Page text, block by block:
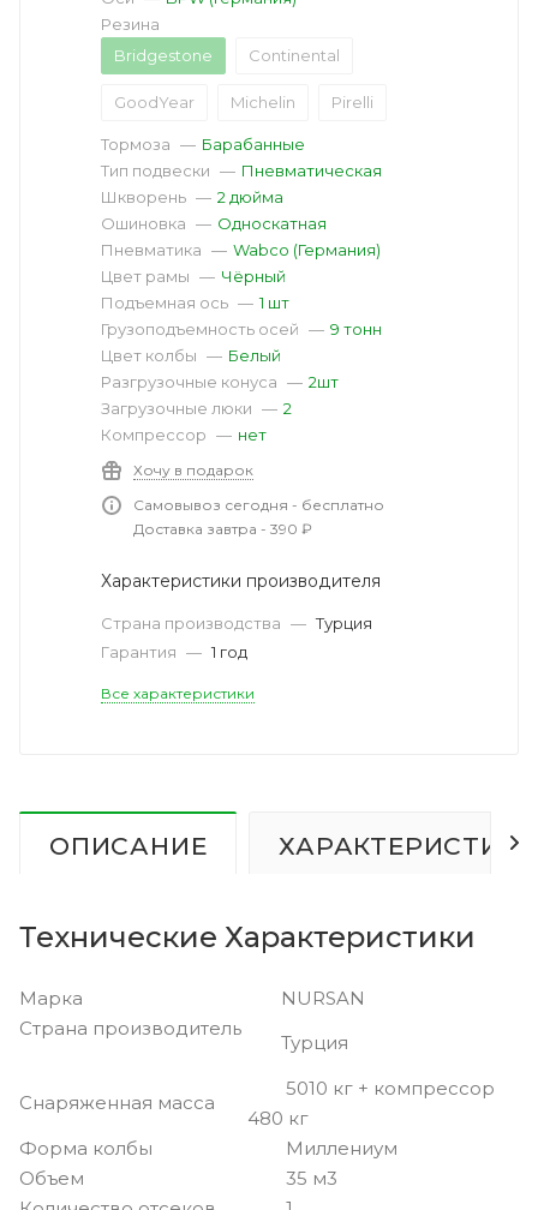
Резина
Bridgestone
Continental
GoodYear Michelin Pirelli
Тормоза — Барабанные
Тип подвески — Пневматическая
Шкворень — 2 дюйма
Ошиновка — Односкатная
Пневматика — Wabco (Германия)
Цвет рамы — Чёрный
Подъемная ось — 1 шт
Грузоподъемность осей — 9 тонн
Цвет колбы — Белый
Разгрузочные конуса — 2шт
Загрузочные люки — 2
Компрессор — нет
Хочу в подарок
Самовывоз сегодня - бесплатно
Доставка завтра - 390 ₽
Характеристики производителя
Страна производства — Турция
Гарантия — 1 год
Все характеристики
ОПИСАНИЕ
Технические Характеристики
Марка
NURSAN
Страна производитель
Турция
Снаряженная масса
5010 кг + компрессор
480 кг
Форма колбы
Миллениум
Объем
35 м3